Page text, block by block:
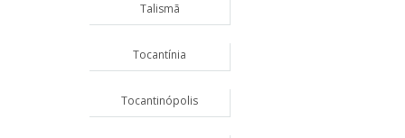
Talismã
Tocantínia
Tocantinópolis